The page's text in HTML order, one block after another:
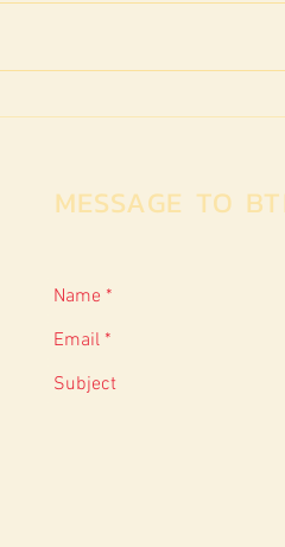
วาโยขึ้นหึง :
จิตร
MESSAGE TO